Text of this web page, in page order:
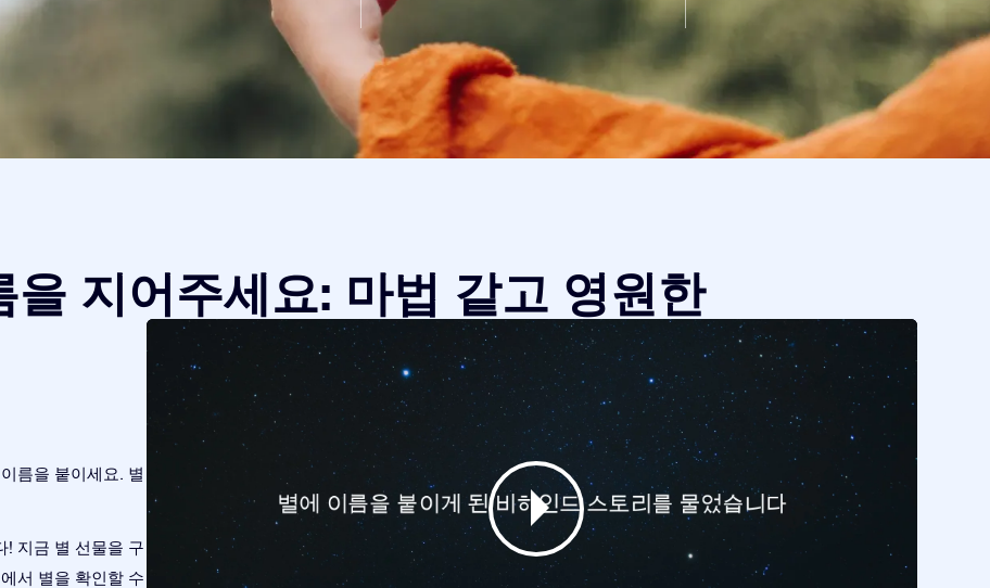
을 지어주세요: 마법 같고 영원한
름을 붙이세요. 별
! 지금 별 선물을 구
서 별을 확인할 수